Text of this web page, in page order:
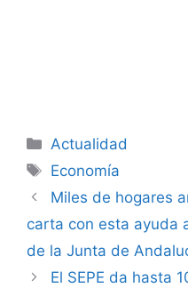
Categorías
Actualidad
Etiquetas
Economía
Miles de hogares
carta con esta ayuda
de la Junta de
El SEPE da hasta